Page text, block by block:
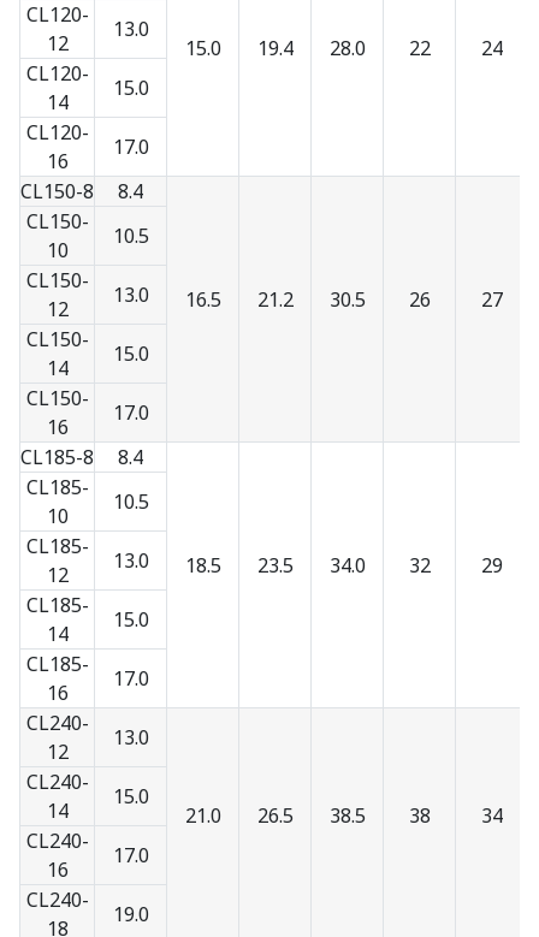
15.0 19.4 28.0 22 24
CL120-
12
13.0
CL120-
14
15.0
CL120-
16
17.0
CL150-8
8.4
16.5 21.2 30.5 26 27
CL150-
10
10.5
CL150-
12
13.0
CL150-
14
15.0
CL150-
16
17.0
CL185-8
8.4
18.5 23.5 34.0 32 29
CL185-
10
10.5
CL185-
12
13.0
CL185-
14
15.0
CL185-
16
17.0
CL240-
12
13.0
21.0 26.5 38.5 38 34
CL240-
14
15.0
CL240-
16
17.0
CL240-
18
19.0